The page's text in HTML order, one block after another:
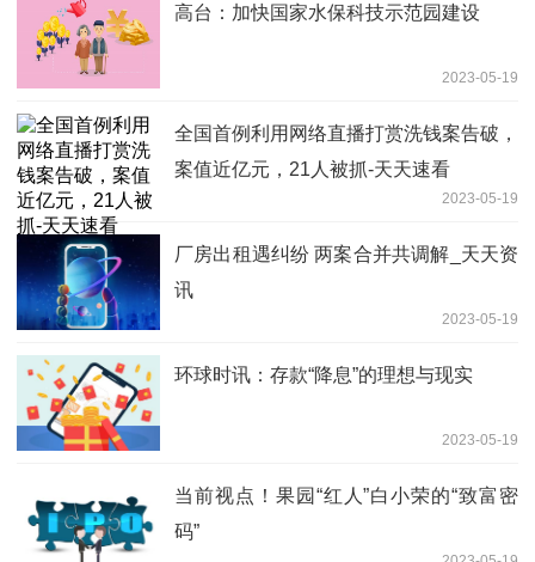
高台：加快国家水保科技示范园建设
2023-05-19
全国首例利用网络直播打赏洗钱案告破，
案值近亿元，21人被抓-天天速看
2023-05-19
厂房出租遇纠纷 两案合并共调解_天天资
讯
2023-05-19
环球时讯：存款“降息”的理想与现实
2023-05-19
当前视点！果园“红人”白小荣的“致富密
码”